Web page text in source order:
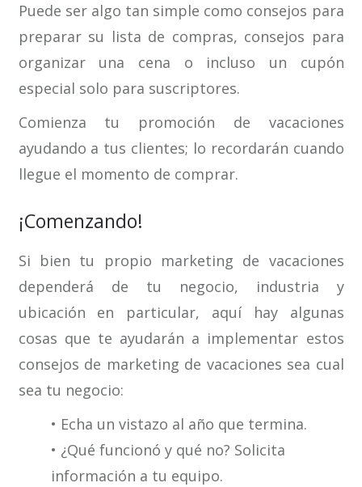
Puede ser algo tan simple como consejos para
preparar su lista de compras, consejos para
organizar una cena o incluso un cupón
especial solo para suscriptores.
Comienza tu promoción de vacaciones
ayudando a tus clientes; lo recordarán cuando
llegue el momento de comprar.
¡Comenzando!
Si bien tu propio marketing de vacaciones
dependerá de tu negocio, industria y
ubicación en particular, aquí hay algunas
cosas que te ayudarán a implementar estos
consejos de marketing de vacaciones sea cual
sea tu negocio:
• Echa un vistazo al año que termina.
• ¿Qué funcionó y qué no? Solicita
información a tu equipo.